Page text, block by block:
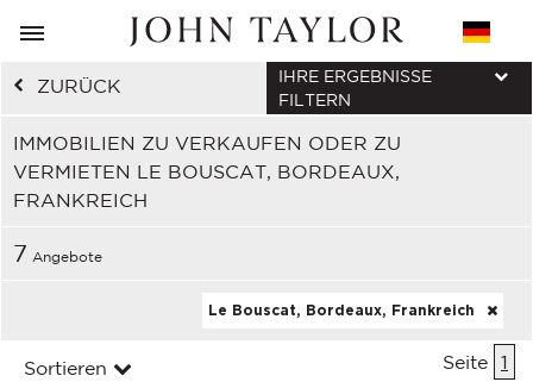
ZURÜCK
IMMOBILIEN ZU VERKAUFEN ODER ZU
VERMIETEN LE BOUSCAT, BORDEAUX,
FRANKREICH
IHRE ERGEBNISSE
FILTERN
7 Angebote
Le Bouscat, Bordeaux, Frankreich
Sortieren Seite 1